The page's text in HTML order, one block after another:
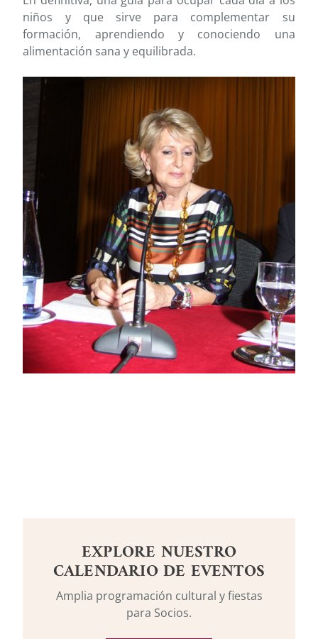
niños y que sirve para complementar su
formación, aprendiendo y conociendo una
alimentación sana y equilibrada.
EXPLORE NUESTRO
CALENDARIO DE EVENTOS
Amplia programación cultural y fiestas
para Socios.